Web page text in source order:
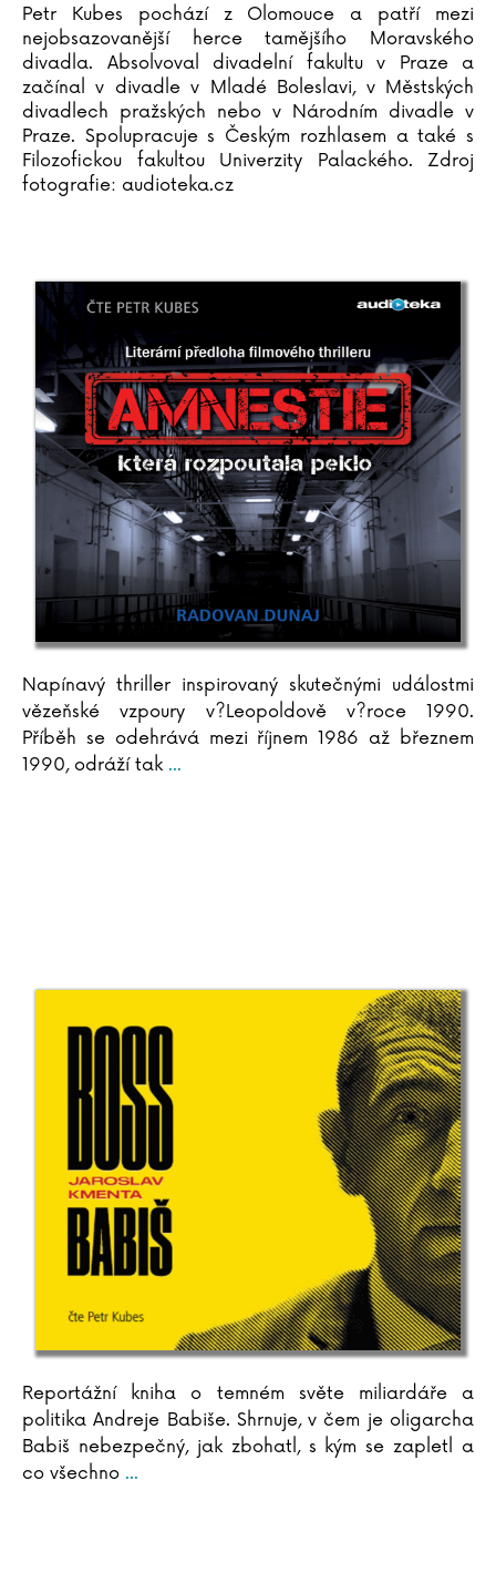
Kristýna Kociánová
Daniela Kohlová
Michal Kolář
Lucie Königová
Stanislava Korcová
Jiří Korn
Milan Kornelia
Richard Krajčo
Karin Krajčová Babinská
Agota Kristofová
Sylvie Krupanská
Barbora Kubátová
Petr Kubes
Susanne Kuhlendahl
Zdeněk Kupka
Katarína Kvoriaková
Petr Kubes pochází z Olomouce a patří mezi
nejobsazovanější herce tamějšího Moravského
divadla. Absolvoval divadelní fakultu v Praze a
začínal v divadle v Mladé Boleslavi, v Městských
divadlech pražských nebo v Národním divadle v
Praze. Spolupracuje s Českým rozhlasem a také s
Filozofickou fakultou Univerzity Palackého. Zdroj
fotografie: audioteka.cz
Napínavý thriller inspirovaný skutečnými událostmi
vězeňské vzpoury v?Leopoldově v?roce 1990.
Příběh se odehrává mezi říjnem 1986 až březnem
1990, odráží tak...
Reportážní kniha o temném světe miliardáře a
politika Andreje Babiše. Shrnuje, v čem je oligarcha
Babiš nebezpečný, jak zbohatl, s kým se zapletl a
co všechno ...